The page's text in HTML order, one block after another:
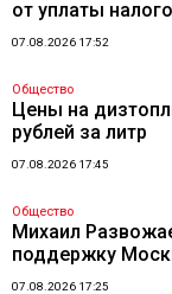
от уплаты
07.08.2026 17:52
Общество
Цены на
рублей за литр
07.08.2026 17:45
Общество
Михаил
поддержку
07.08.2026 17:25